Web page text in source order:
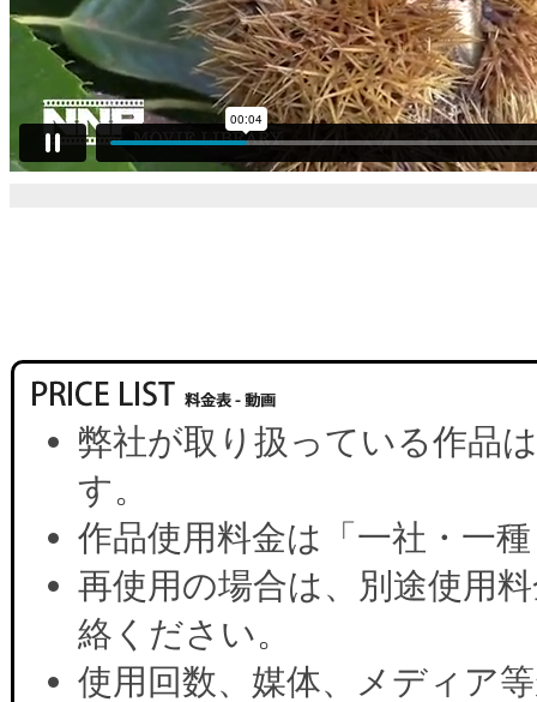
弊社が取り扱っている作品
す。
作品使用料金は「一社・一
再使用の場合は、別途使用
絡ください。
使用回数、媒体、メディア